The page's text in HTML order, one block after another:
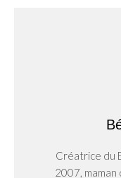
Créatrice du
2007,